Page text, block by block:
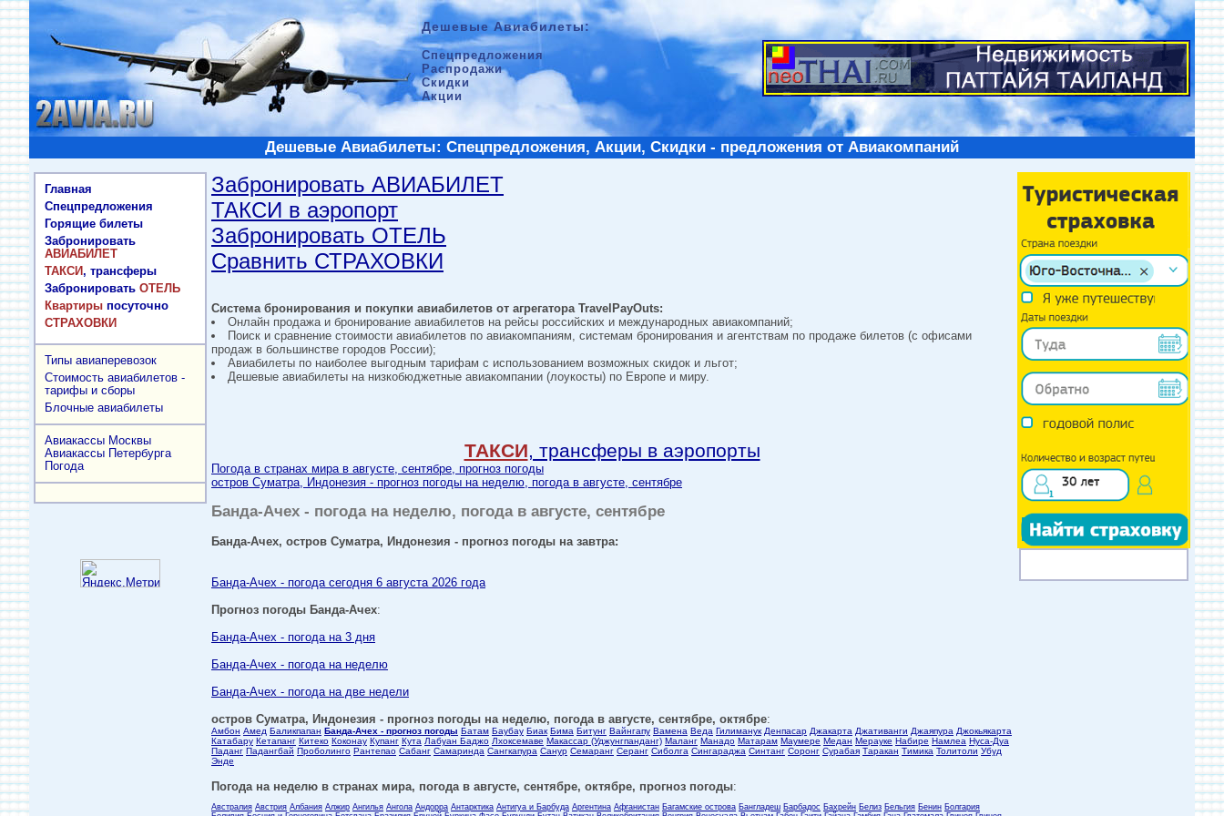
Дешевые Авиабилеты:
Спецпредложения
Распродажи
Скидки
Акции
Дешевые Авиабилеты: Спецпредложения, Акции, Скидки - предложения от Авиакомпаний
Главная
Спецпредложения
Горящие билеты
Забронировать
АВИАБИЛЕТ
ТАКСИ, трансферы
Забронировать ОТЕЛЬ
Квартиры посуточно
СТРАХОВКИ
Типы авиаперевозок
Стоимость авиабилетов -
тарифы и сборы
Блочные авиабилеты
Авиакассы Москвы
Авиакассы Петербурга
Погода
Забронировать АВИАБИЛЕТ
ТАКСИ в аэропорт
Забронировать ОТЕЛЬ
Сравнить СТРАХОВКИ
Система бронирования и покупки авиабилетов от агрегатора TravelPayOuts:
Онлайн продажа и бронирование авиабилетов на рейсы российских и международных авиакомпаний;
Поиск и сравнение стоимости авиабилетов по авиакомпаниям, системам бронирования и агентствам по продаже билетов (с офисами
продаж в большинстве городов России);
Авиабилеты по наиболее выгодным тарифам с использованием возможных скидок и льгот;
Дешевые авиабилеты на низкобюджетные авиакомпании (лоукосты) по Европе и миру.
ТАКСИ, трансферы в аэропорты
Погода в странах мира в августе, сентябре, прогноз погоды
остров Суматра, Индонезия - прогноз погоды на неделю, погода в августе, сентябре
Банда-Ачех - погода на неделю, погода в августе, сентябре
Банда-Ачех, остров Суматра, Индонезия - прогноз погоды на завтра:
Банда-Ачех - погода сегодня 6 августа 2026 года
Прогноз погоды Банда-Ачех:
Банда-Ачех - погода на 3 дня
Банда-Ачех - погода на неделю
Банда-Ачех - погода на две недели
остров Суматра, Индонезия - прогноз погоды на неделю, погода в августе, сентябре, октябре:
Амбон Амед Баликпапан Банда-Ачех - прогноз погоды Батам Баубау Биак Бима Битунг Вайнгапу Вамена Веда Гилиманук Денпасар Джакарта Джативанги Джаяпура Джокьякарта
Катабару Кетапанг Китеко Коконау Купанг Кута Лабуан Баджо Лхоксемаве Макассар (Уджунгпанданг) Маланг Манадо Матарам Маумере Медан Мерауке Набире Намлеа Нуса-Дуа
Паданг Падангбай Проболинго Рантепао Сабанг Самаринда Сангкапура Санур Семаранг Серанг Сиболга Сингараджа Синтанг Соронг Сурабая Таракан Тимика Толитоли Убуд
Энде
Погода на неделю в странах мира, погода в августе, сентябре, октябре, прогноз погоды:
Австралия Австрия Албания Алжир Ангилья Ангола Андорра Антарктика Антигуа и Барбуда Аргентина Афганистан Багамские острова Бангладеш Барбадос Бахрейн Белиз Бельгия Бенин Болгария